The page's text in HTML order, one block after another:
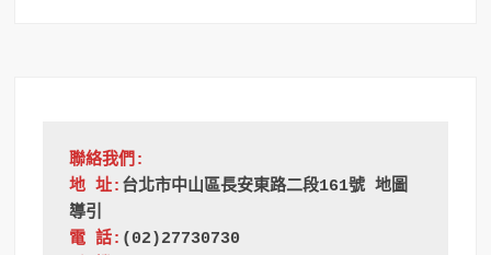
聯絡我們:
地 址: 台北市中山區長安東路二段161號 地圖
導引
電 話: (02)27730730